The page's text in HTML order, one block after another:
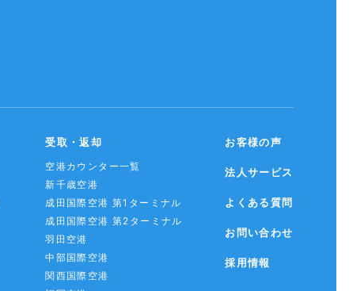
受取・返却
空港カウンター一覧
新千歳空港
成田国際空港 第1ターミナル
成田国際空港 第2ターミナル
羽田空港
中部国際空港
関西国際空港
お客様の声
法人サービス
よくある質問
お問い合わせ
採用情報